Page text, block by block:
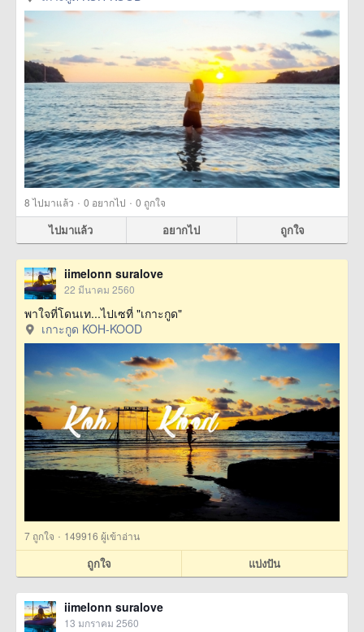
8ไปมาแล้ว · 0 อยากไป · 0 ถูกใจ
ไปมาแล้ว อยากไป ถูกใจ
iimelonn suralove
22 มีนาคม 2560
พาใจที่โดนเท...ไปเซที่ "เกาะกูด"
เกาะกูด KOH-KOOD
7 ถูกใจ · 149916 ผู้เข้าอ่าน
ถูกใจ แบ่งปัน
iimelonn suralove
13 มกราคม 2560